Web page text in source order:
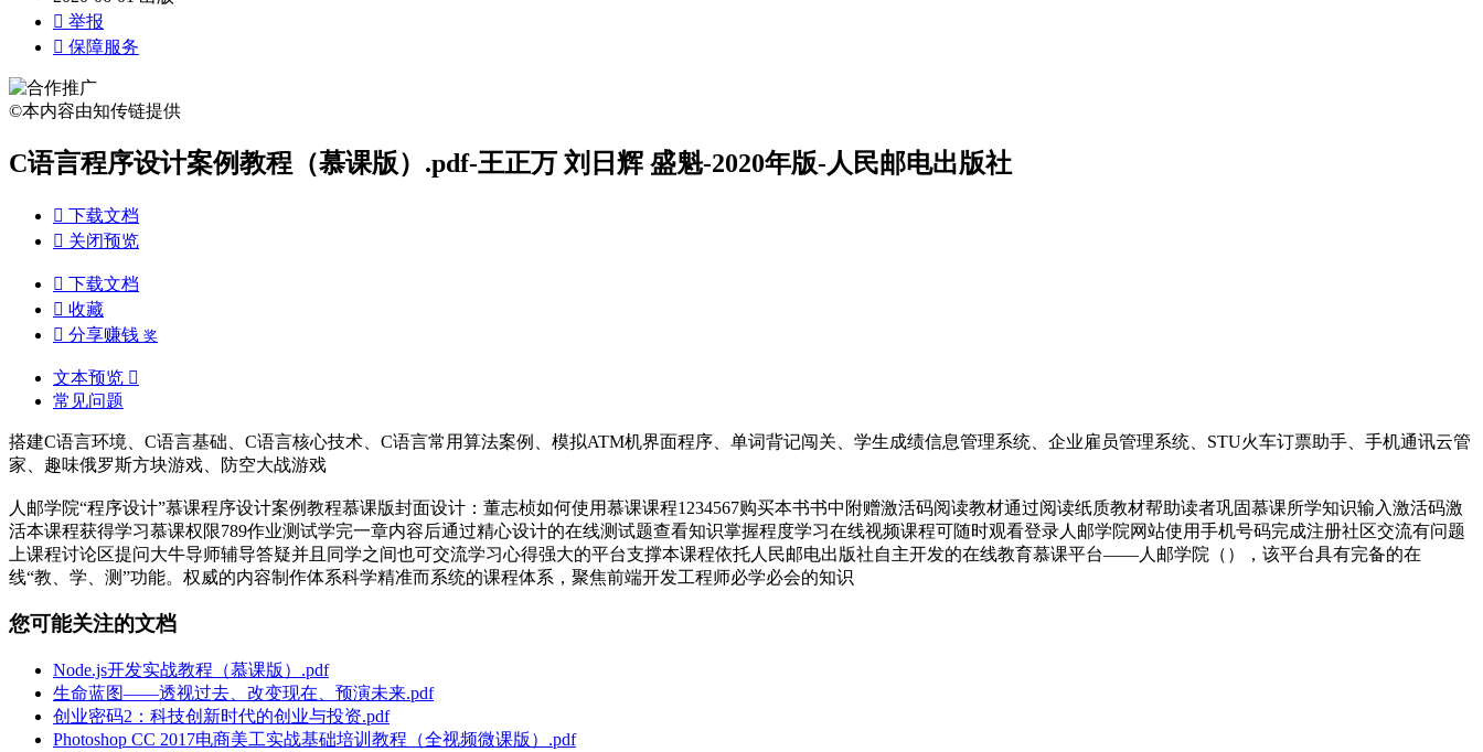
 举报
 保障服务
©本内容由知传链提供
C语言程序设计案例教程（慕课版）.pdf-王正万 刘日辉 盛魁-2020年版-人民邮电出版社
 下载文档
 关闭预览
 下载文档
 收藏
 分享赚钱 奖
文本预览 
常见问题
搭建C语言环境、C语言基础、C语言核心技术、C语言常用算法案例、模拟ATM机界面程序、单词背记闯关、学生成绩信息管理系统、企业雇员管理系统、STU火车订票助手、手机通讯云管
家、趣味俄罗斯方块游戏、防空大战游戏
人邮学院“程序设计”慕课程序设计案例教程慕课版封面设计：董志桢如何使用慕课课程1234567购买本书书中附赠激活码阅读教材通过阅读纸质教材帮助读者巩固慕课所学知识输入激活码激
活本课程获得学习慕课权限789作业测试学完一章内容后通过精心设计的在线测试题查看知识掌握程度学习在线视频课程可随时观看登录人邮学院网站使用手机号码完成注册社区交流有问题
上课程讨论区提问大牛导师辅导答疑并且同学之间也可交流学习心得强大的平台支撑本课程依托人民邮电出版社自主开发的在线教育慕课平台——人邮学院（），该平台具有完备的在
线“教、学、测”功能。权威的内容制作体系科学精准而系统的课程体系，聚焦前端开发工程师必学必会的知识
您可能关注的文档
Node.js开发实战教程（慕课版）.pdf
生命蓝图——透视过去、改变现在、预演未来.pdf
创业密码2：科技创新时代的创业与投资.pdf
Photoshop CC 2017电商美工实战基础培训教程（全视频微课版）.pdf